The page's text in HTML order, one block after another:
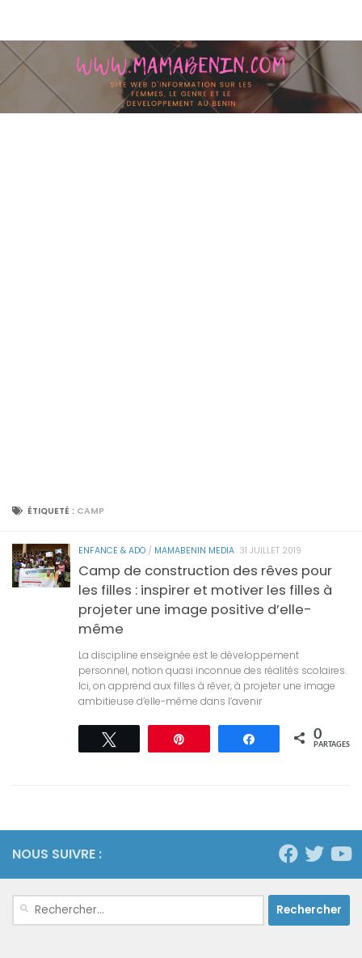
ÉTIQUETÉ : CAMP
ENFANCE & ADO / MAMABENIN MEDIA 31 JUILLET 2019
Camp de construction des rêves pour
les filles : inspirer et motiver les filles à
projeter une image positive d’elle-
même
La discipline enseignée est le développement
personnel, notion quasi inconnue des réalités scolaires.
Ici, on apprend aux filles à rêver, à projeter une image
ambitieuse d’elle-même dans l’avenir
Partagez 0
PARTAGES
NOUS SUIVRE :
Rechercher :